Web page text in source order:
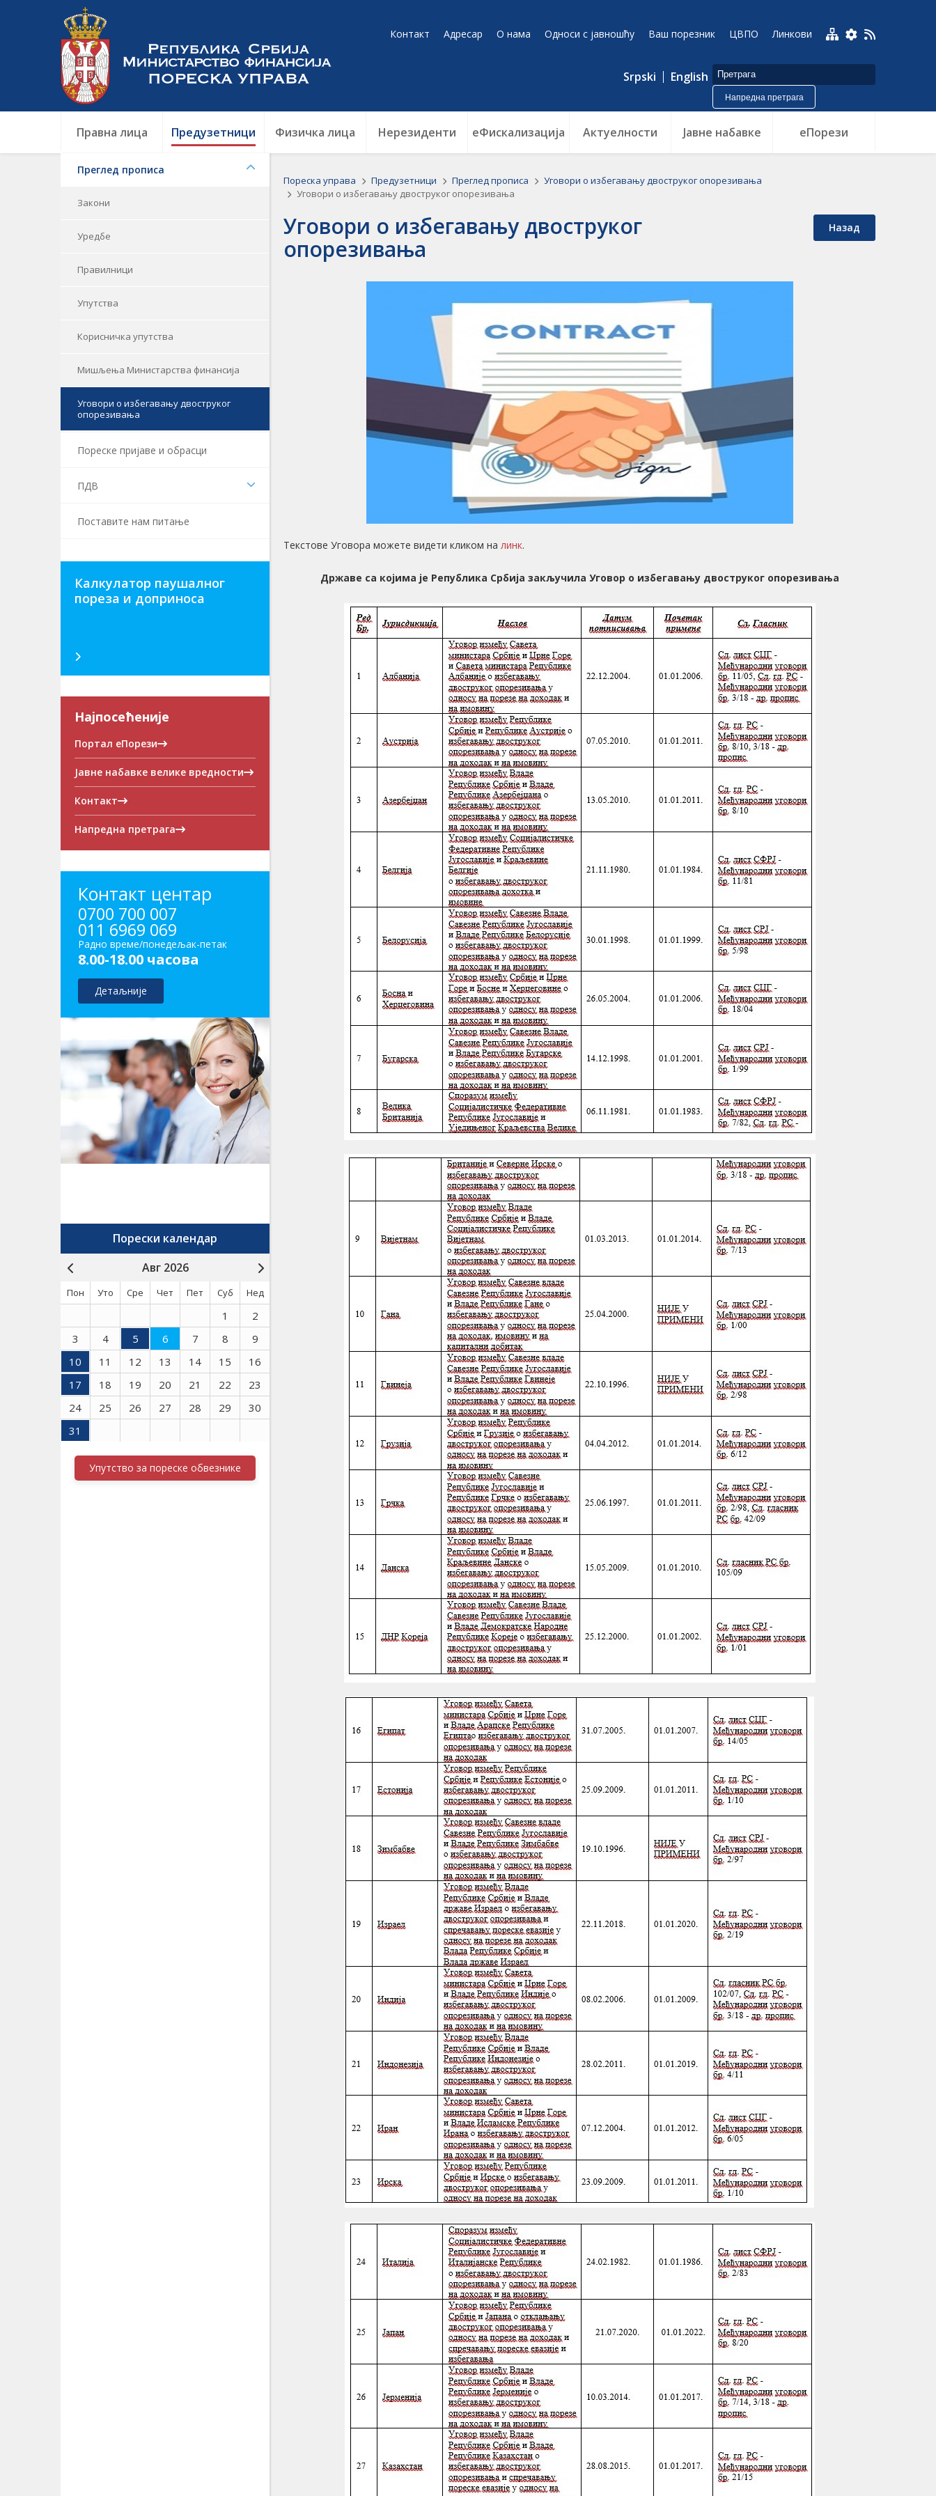
Контакт Адресар О нама Односи с јавношћу Ваш порезник ЦВПО Линкови
Srpski English
Напредна претрага
Правна лица Предузетници Физичка лица Нерезиденти еФискализација Актуелности Jавне набавке еПорези
Преглед прописа
Закони
Уредбе
Правилници
Упутства
Корисничка упутства
Мишљења Министарства финансија
Уговори о избегавању двоструког
опорезивања
Пореске пријаве и обрасци
ПДВ
Поставите нам питање
Калкулатор паушалног
пореза и доприноса
Најпосећеније
Портал еПорези
Јавне набавке велике вредности
Контакт
Напредна претрага
Контакт центар
0700 700 007
011 6969 069
Радно време/понедељак-петак
8.00-18.00 часова
Детаљније
Порески календар
Авг 2026
Пон Уто Сре Чет Пет Суб Нед
1
2
3
4 5 6 7 8
9
10
11 12 13 14 15
16
17
18 19 20 21 22
23
24
25 26 27 28 29
30
31
Упутство за пореске обвезнике
Пореска управа Предузетници Преглед прописа
Уговори о избегавању двоструког опорезивања
Уговори о избегавању двоструког опорезивања
Назад
Уговори о избегавању двоструког
опорезивања
Текстове Уговора можете видети кликом на линк.
Државе са којима је Република Србија закључила Уговор о избегавању двоструког опорезивања